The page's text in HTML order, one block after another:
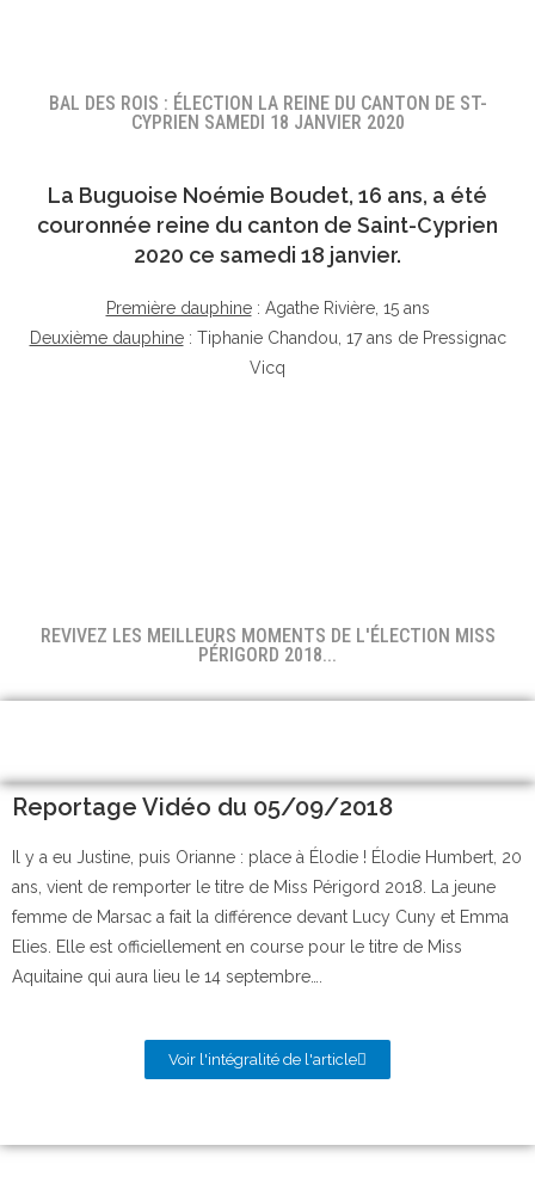
BAL DES ROIS : ÉLECTION LA REINE DU CANTON DE ST-
CYPRIEN SAMEDI 18 JANVIER 2020
La Buguoise Noémie Boudet, 16 ans, a été
couronnée reine du canton de Saint-Cyprien
2020 ce samedi 18 janvier.
Première dauphine: Agathe Rivière, 15 ans
Deuxième dauphine: Tiphanie Chandou, 17 ans de Pressignac
Vicq
REVIVEZ LES MEILLEURS MOMENTS DE L'ÉLECTION MISS
PÉRIGORD 2018...
Reportage Vidéo du 05/09/2018
Il y a eu Justine, puis Orianne : place à Élodie ! Élodie Humbert, 20
ans, vient de remporter le titre de Miss Périgord 2018. La jeune
femme de Marsac a fait la différence devant Lucy Cuny et Emma
Elies. Elle est officiellement en course pour le titre de Miss
Aquitaine qui aura lieu le 14 septembre….
Voir l'intégralité de l'article